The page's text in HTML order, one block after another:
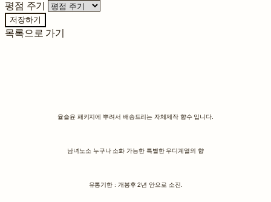
평점 주기
저장하기
목록으로 가기
윹슬윤 패키지에 뿌려서 배송드리는 자체제작 향수 입니다.
남녀노소 누구나 소화 가능한 특별한 우디계열의 향
유통기한 : 개봉후 2년 안으로 소진.